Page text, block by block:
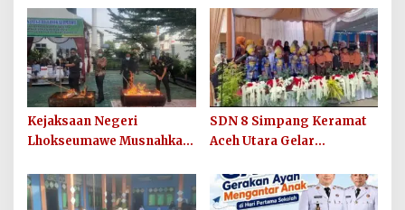
Kejaksaan Negeri
Lhokseumawe Musnahkan
Berkekuatan Hukum Tetap
dan Sosialisasikan Lelang
SDN 8 Simpang Keramat
Aceh Utara Gelar
Tahun Ajaran 2026/2027